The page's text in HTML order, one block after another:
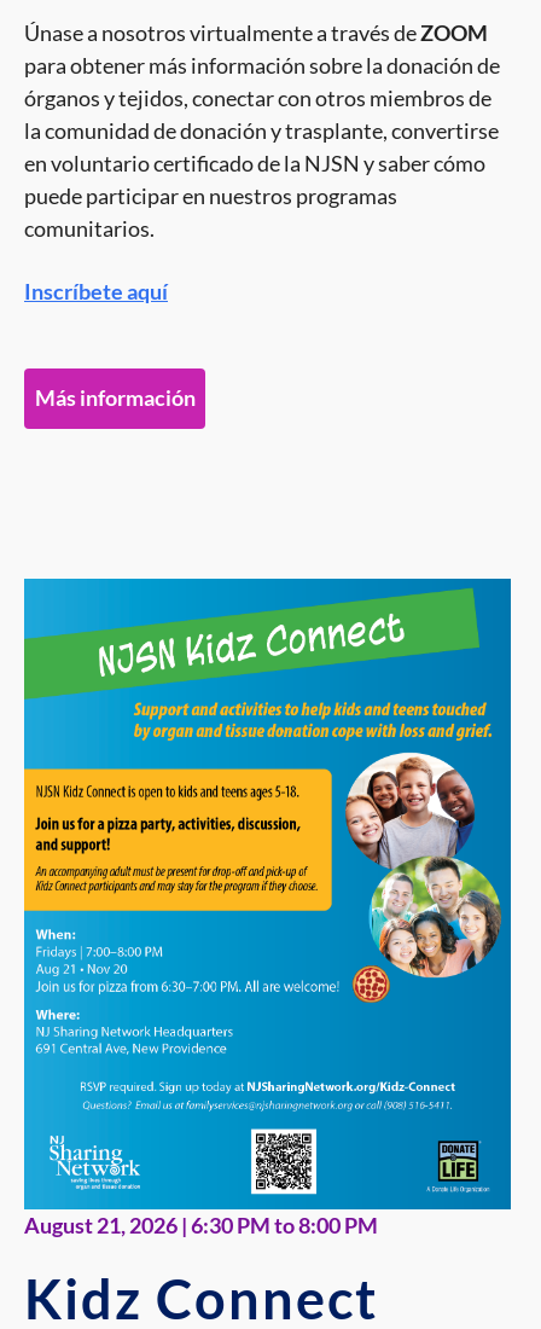
Únase a nosotros virtualmente a través deZOOM
para obtener más información sobre la donación de
órganos y tejidos, conectar con otros miembros de
la comunidad de donación y trasplante, convertirse
en voluntario certificado de la NJSN y saber cómo
puede participar en nuestros programas
comunitarios.
Inscríbete aquí
Más información
August 21, 2026 | 6:30 PM to 8:00 PM
Kidz Connect